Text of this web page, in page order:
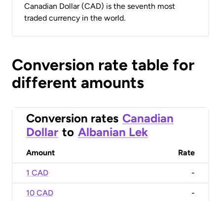
Canadian Dollar (CAD) is the seventh most
traded currency in the world.
Conversion rate table for
different amounts
Conversion rates Canadian
Dollar to Albanian Lek
Amount Rate
1 CAD -
10 CAD -